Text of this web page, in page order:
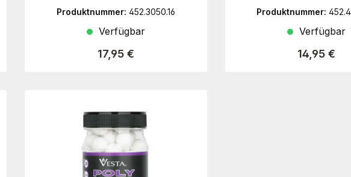
Produktnummer: 452.3050.16
Verfügbar
Regulärer Preis:
17,95 €
Produktnummer:
Verfügbar
Regulärer
14,95 €